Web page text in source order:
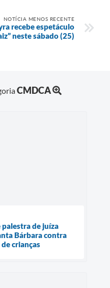
NOTÍCIA MENOS RECENTE
recebe espetáculo
neste sábado (25)
CMDCA
palestra de juíza
Bárbara contra
crianças